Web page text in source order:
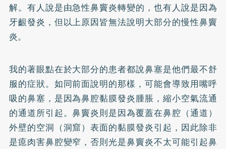
解。有人說是由急性鼻竇炎轉變的，也有人說是因為
牙齦發炎，但以上原因皆無法說明大部分的慢性鼻竇
炎。
我的著眼點在於大部分的患者都說鼻塞是他們最不舒
服的症狀。如同前面說明的那樣，可能會導致用嘴呼
吸的鼻塞，是因為鼻腔黏膜發炎腫脹，縮小空氣流通
的通道所引起。鼻竇炎則是因為覆蓋在鼻腔（通道）
外壁的空洞（洞窟）表面的黏膜發炎引起，因此除非
是瘜肉害鼻腔變窄，否則光是鼻竇炎不太可能引起鼻